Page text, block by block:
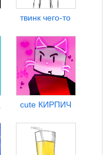
твинк чего-то
cute КИРПИЧ